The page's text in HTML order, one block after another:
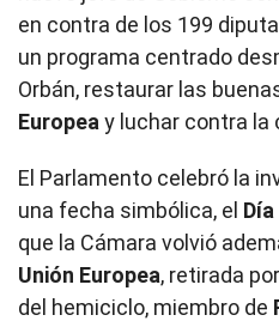
en contra de los 199
un programa centrado
Orbán, restaurar las
Europea y luchar contra la
El Parlamento celebró la
una fecha simbólica, el
que la Cámara volvió
Unión Europea, retirada
del hemiciclo, miembro de